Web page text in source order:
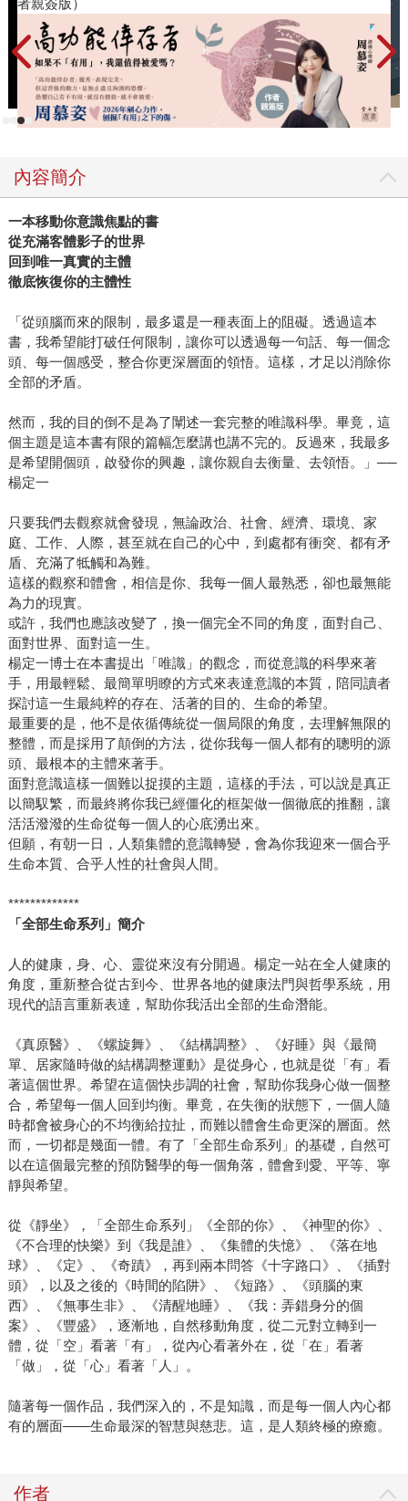
內容簡介
一本移動你意識焦點的書
從充滿客體影子的世界
回到唯一真實的主體
徹底恢復你的主體性
「從頭腦而來的限制，最多還是一種表面上的阻礙。透過這本
書，我希望能打破任何限制，讓你可以透過每一句話、每一個念
頭、每一個感受，整合你更深層面的領悟。這樣，才足以消除你
全部的矛盾。
然而，我的目的倒不是為了闡述一套完整的唯識科學。畢竟，這
個主題是這本書有限的篇幅怎麼講也講不完的。反過來，我最多
是希望開個頭，啟發你的興趣，讓你親自去衡量、去領悟。」──
楊定一
只要我們去觀察就會發現，無論政治、社會、經濟、環境、家
庭、工作、人際，甚至就在自己的心中，到處都有衝突、都有矛
盾、充滿了牴觸和為難。
這樣的觀察和體會，相信是你、我每一個人最熟悉，卻也最無能
為力的現實。
或許，我們也應該改變了，換一個完全不同的角度，面對自己、
面對世界、面對這一生。
楊定一博士在本書提出「唯識」的觀念，而從意識的科學來著
手，用最輕鬆、最簡單明瞭的方式來表達意識的本質，陪同讀者
探討這一生最純粹的存在、活著的目的、生命的希望。
最重要的是，他不是依循傳統從一個局限的角度，去理解無限的
整體，而是採用了顛倒的方法，從你我每一個人都有的聰明的源
頭、最根本的主體來著手。
面對意識這樣一個難以捉摸的主題，這樣的手法，可以說是真正
以簡馭繁，而最終將你我已經僵化的框架做一個徹底的推翻，讓
活活潑潑的生命從每一個人的心底湧出來。
但願，有朝一日，人類集體的意識轉變，會為你我迎來一個合乎
生命本質、合乎人性的社會與人間。
*************
「全部生命系列」簡介
人的健康，身、心、靈從來沒有分開過。楊定一站在全人健康的
角度，重新整合從古到今、世界各地的健康法門與哲學系統，用
現代的語言重新表達，幫助你我活出全部的生命潛能。
《真原醫》、《螺旋舞》、《結構調整》、《好睡》與《最簡
單、居家隨時做的結構調整運動》是從身心，也就是從「有」看
著這個世界。希望在這個快步調的社會，幫助你我身心做一個整
合，希望每一個人回到均衡。畢竟，在失衡的狀態下，一個人隨
時都會被身心的不均衡給拉扯，而難以體會生命更深的層面。然
而，一切都是幾面一體。有了「全部生命系列」的基礎，自然可
以在這個最完整的預防醫學的每一個角落，體會到愛、平等、寧
靜與希望。
從《靜坐》，「全部生命系列」《全部的你》、《神聖的你》、
《不合理的快樂》到《我是誰》、《集體的失憶》、《落在地
球》、《定》、《奇蹟》，再到兩本問答《十字路口》、《插對
頭》，以及之後的《時間的陷阱》、《短路》、《頭腦的東
西》、《無事生非》、《清醒地睡》、《我：弄錯身分的個
案》、《豐盛》，逐漸地，自然移動角度，從二元對立轉到一
體，從「空」看著「有」，從內心看著外在，從「在」看著
「做」，從「心」看著「人」。
隨著每一個作品，我們深入的，不是知識，而是每一個人內心都
有的層面——生命最深的智慧與慈悲。這，是人類終極的療癒。
作者